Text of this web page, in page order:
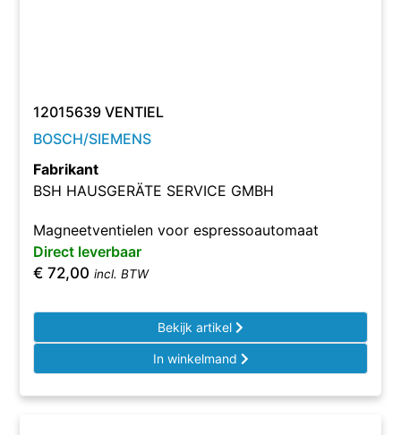
12015639 VENTIEL
BOSCH/SIEMENS
Fabrikant
BSH HAUSGERÄTE SERVICE GMBH
Magneetventielen voor espressoautomaat
Direct leverbaar
€ 72,00 incl. BTW
Bekijk artikel
In winkelmand